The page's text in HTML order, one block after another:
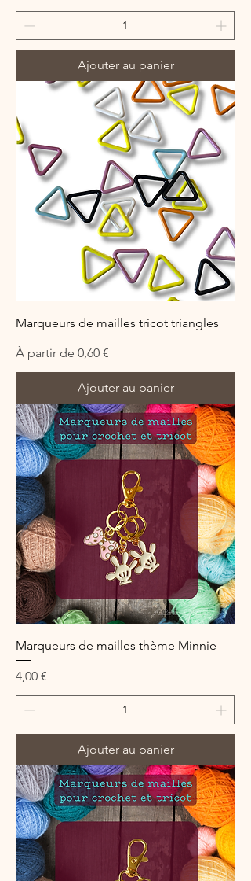
Ajouter au panier
Marqueurs de mailles tricot triangles
À partir de 0,60 €
Prix promotionnel
Ajouter au panier
Marqueurs de mailles thème Minnie
Prix
4,00 €
Ajouter au panier